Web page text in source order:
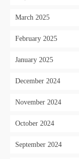
March 2025
February 2025
January 2025
December 2024
November 2024
October 2024
September 2024